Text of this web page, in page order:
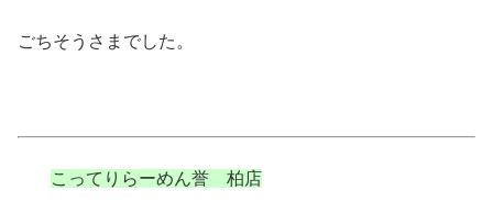
ごちそうさまでした。
こってりらーめん誉 柏店